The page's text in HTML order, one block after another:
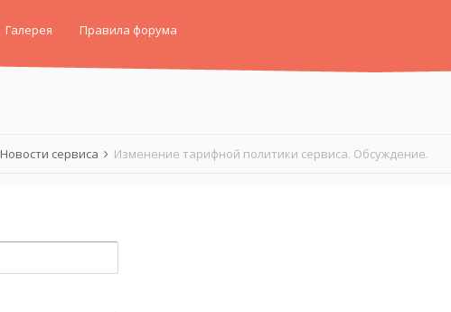
Галерея Правила форума
Новости сервиса Изменение тарифной политики сервиса. Обсуждение.